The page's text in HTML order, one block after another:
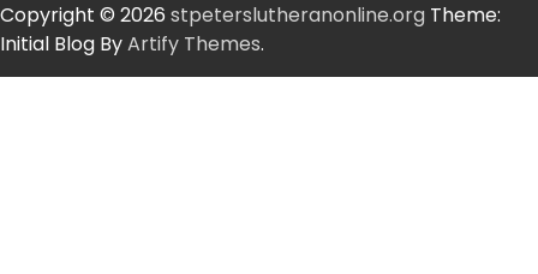
Copyright © 2026 stpeterslutheranonline.org Theme:
Initial Blog ByArtify Themes.